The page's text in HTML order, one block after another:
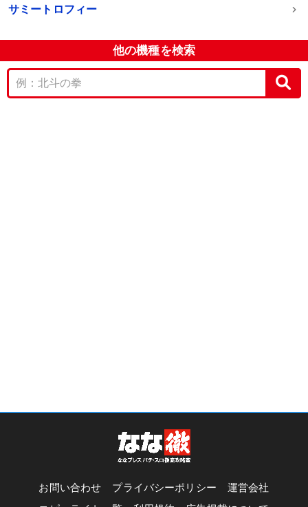
サミートロフィー
他の機種を検索
お問い合わせ プライバシーポリシー
運営会社